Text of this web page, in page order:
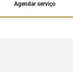
Agendar serviço